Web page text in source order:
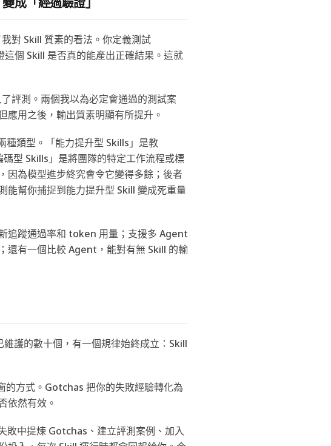
對 Skill 質素的看法。你定義測試
個 Skill 是否真的能產出正確結果。這就
評測。兩個我以為必定會通過的測試案
應用之後，輸出質素明顯有所提升。
種類型。「能力提升型 Skills」是教
型 Skills」是將團隊的特定工作流程或標
因為模型進步終究會令它變得多餘；後者
能幫你捕捉到能力提升型 Skill 變成死重量
追蹤通過率和 token 用量；支援多 Agent
還有一個比較 Agent，能對有無 Skill 的輸
護的數十個，有一個規律始終成立：Skill
的方式。Gotchas 把你的失敗經驗轉化為
依然有效。
敗中提煉 Gotchas、建立評測案例、加入